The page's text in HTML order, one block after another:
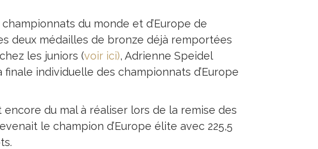
du monde et d’Europe de
deux médailles de bronze déjà remportées
les juniors (voir ici), Adrienne Speidel
finale individuelle des championnats d’Europe
du mal à réaliser lors de la remise des
le champion d’Europe élite avec 225,5